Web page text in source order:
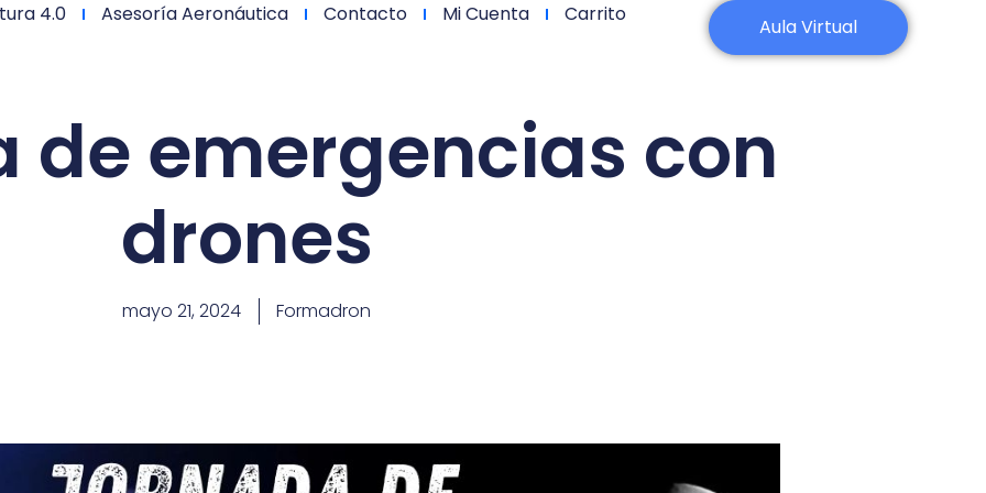
4.0 Asesoría Aeronáutica Contacto Mi Cuenta Carrito
Aula Virtual
de emergencias con
drones
mayo 21, 2024 Formadron